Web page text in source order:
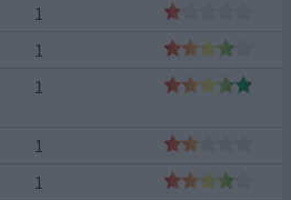
1
1
1
1
1